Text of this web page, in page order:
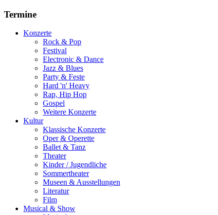
Termine
Konzerte
Rock & Pop
Festival
Electronic & Dance
Jazz & Blues
Party & Feste
Hard 'n' Heavy
Rap, Hip Hop
Gospel
Weitere Konzerte
Kultur
Klassische Konzerte
Oper & Operette
Ballet & Tanz
Theater
Kinder / Jugendliche
Sommertheater
Museen & Ausstellungen
Literatur
Film
Musical & Show